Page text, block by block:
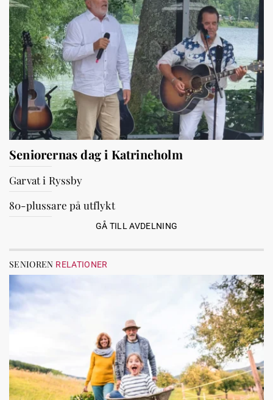
Seniorernas dag i Katrineholm
Garvat i Ryssby
80-plussare på utflykt
GÅ TILL AVDELNING
SENIOREN RELATIONER